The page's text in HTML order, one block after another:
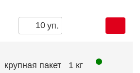
уп.
крупная пакет 1 кг